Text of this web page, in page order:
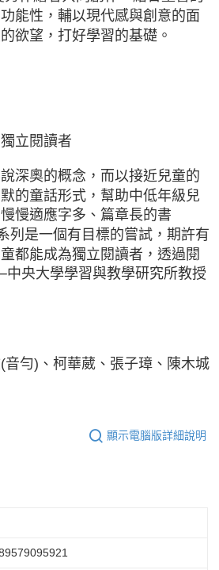
能性，輔以現代感與創意的面
欲望，打好學習的基礎。
立閱讀者
深奧的概念，而以接近兒童的
的童話形式，幫助中低年級兒
慢適應字多、篇章長的書
是一個有目標的嘗試，期許有
都能成為獨立閱讀者，透過閱
央大學學習與教學研究所教授
勻)、柯華葳、張子璋、陳木城
顯示電腦版詳細說明